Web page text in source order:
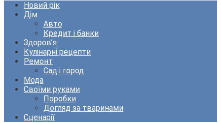
Новий рік
Дім
Авто
Кредит і банки
Здоров’я
Кулінарні рецепти
Ремонт
Сад і город
Мода
Своїми руками
Поробки
Догляд за тваринами
Сценарії